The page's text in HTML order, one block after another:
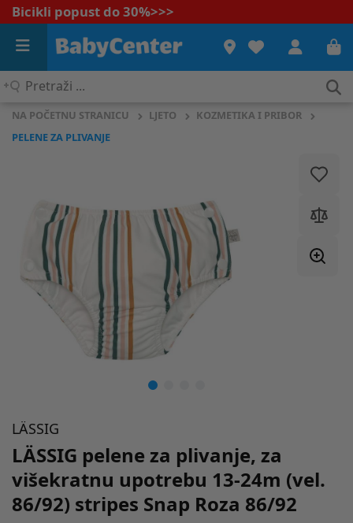
Bicikli popust do 30%>>>
Pretraži
NA POČETNU STRANICU LJETO
KOZMETIKA I PRIBOR
PELENE ZA PLIVANJE
LÄSSIG
LÄSSIG pelene za plivanje, za
višekratnu upotrebu 13-24m (vel.
86/92) stripes Snap Roza 86/92